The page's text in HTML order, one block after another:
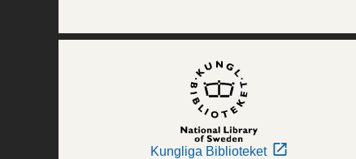
Kungliga Biblioteket